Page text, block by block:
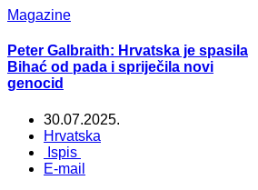
Magazine
Peter Galbraith: Hrvatska je spasila
Bihać od pada i spriječila novi
genocid
30.07.2025.
Hrvatska
Ispis
E-mail